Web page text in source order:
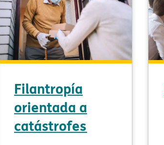
Filantropía
orientada a
catástrofes​​